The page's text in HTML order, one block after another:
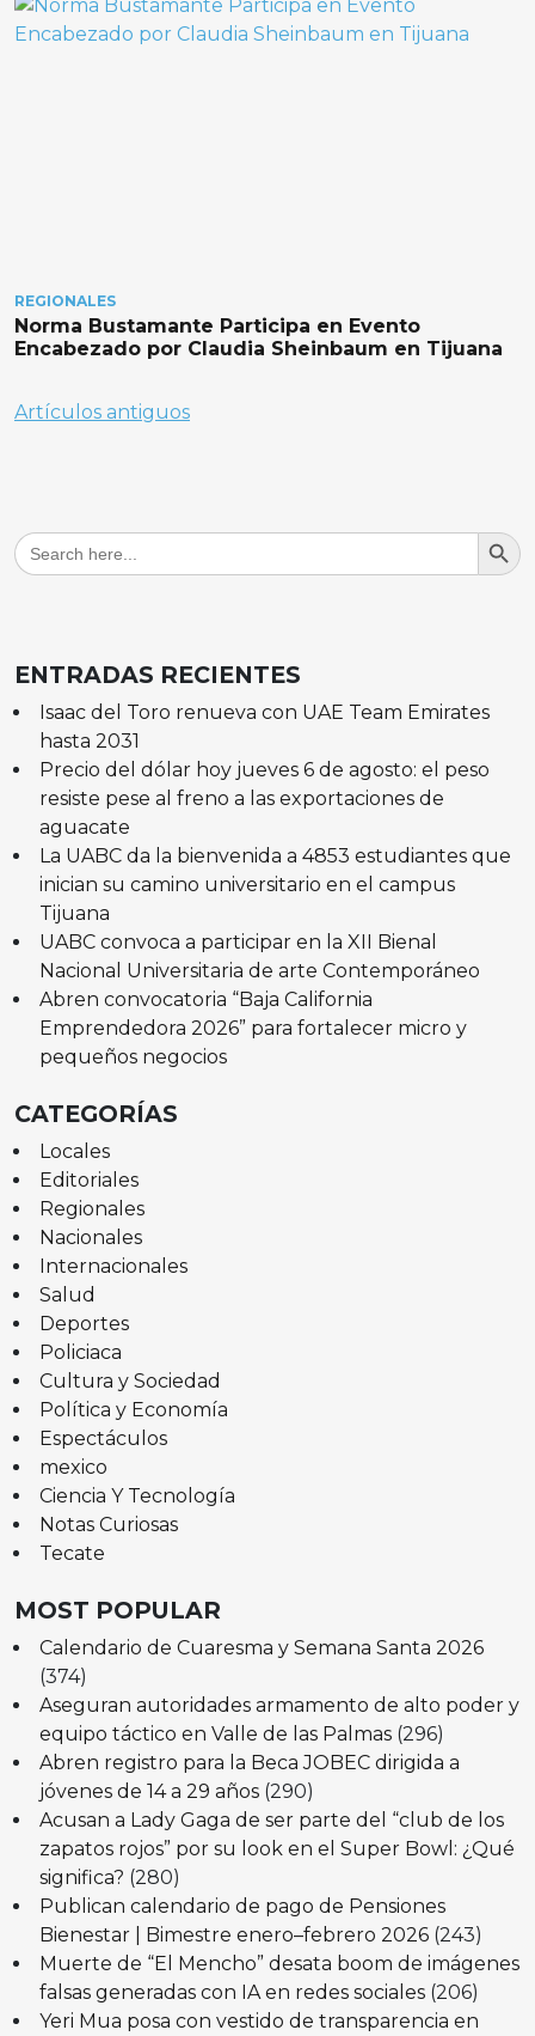
REGIONALES
Norma Bustamante Participa en Evento
Encabezado por Claudia Sheinbaum en Tijuana
Navegación
Artículos antiguos
Search
for:
Search
ENTRADAS RECIENTES
Isaac del Toro renueva con UAE Team Emirates
hasta 2031
Precio del dólar hoy jueves 6 de agosto: el peso
resiste pese al freno a las exportaciones de
aguacate
La UABC da la bienvenida a 4853 estudiantes que
inician su camino universitario en el campus
Tijuana
UABC convoca a participar en la XII Bienal
Nacional Universitaria de arte Contemporáneo
Abren convocatoria “Baja California
Emprendedora 2026” para fortalecer micro y
pequeños negocios
CATEGORÍAS
Locales
Editoriales
Regionales
Nacionales
Internacionales
Salud
Deportes
Policiaca
Cultura y Sociedad
Política y Economía
Espectáculos
mexico
Ciencia Y Tecnología
Notas Curiosas
Tecate
MOST POPULAR
Calendario de Cuaresma y Semana Santa 2026
(374)
Aseguran autoridades armamento de alto poder y
equipo táctico en Valle de las Palmas (296)
Abren registro para la Beca JOBEC dirigida a
jóvenes de 14 a 29 años (290)
Acusan a Lady Gaga de ser parte del “club de los
zapatos rojos” por su look en el Super Bowl: ¿Qué
significa? (280)
Publican calendario de pago de Pensiones
Bienestar | Bimestre enero–febrero 2026 (243)
Muerte de “El Mencho” desata boom de imágenes
falsas generadas con IA en redes sociales (206)
Yeri Mua posa con vestido de transparencia en